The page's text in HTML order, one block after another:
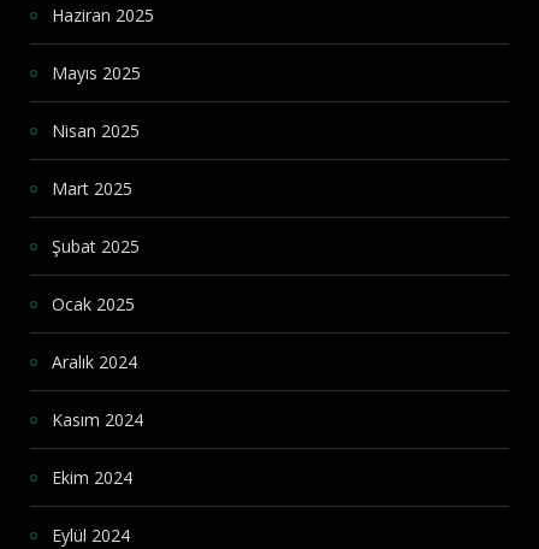
Haziran 2025
Mayıs 2025
Nisan 2025
Mart 2025
Şubat 2025
Ocak 2025
Aralık 2024
Kasım 2024
Ekim 2024
Eylül 2024